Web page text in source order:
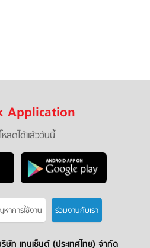
Application
หลดได้แล้ววันนี้
หาการใช้งาน ร่วมงานกับเรา
ษัท เทนเซ็นต์ (ประเทศไทย) จำกัด